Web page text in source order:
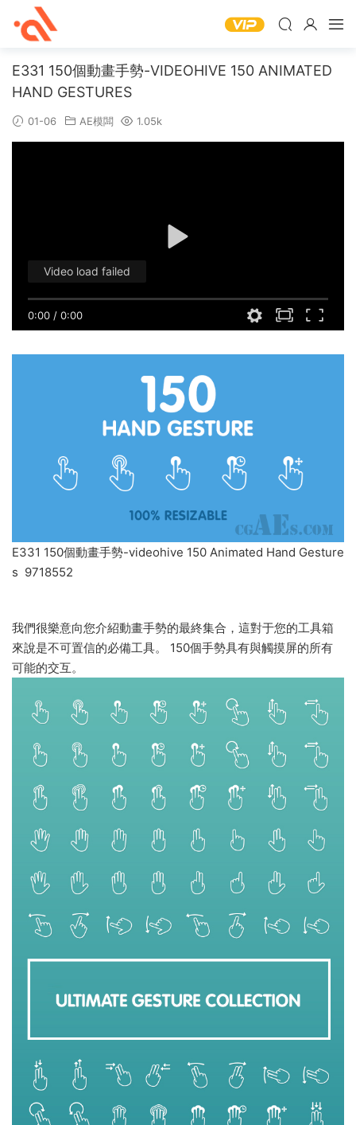
E331 150個動畫手勢-VIDEOHIVE 150 ANIMATED
HAND GESTURES
01-06 AE模闆 1.05k
0:00 / 0:00
Video load failed
E331 150個動畫手勢-videohive 150 Animated Hand Gesture
s 9718552
我們很樂意向您介紹動畫手勢的最終集合，這對于您的工具箱
來說是不可置信的必備工具。 150個手勢具有與觸摸屏的所有
可能的交互。